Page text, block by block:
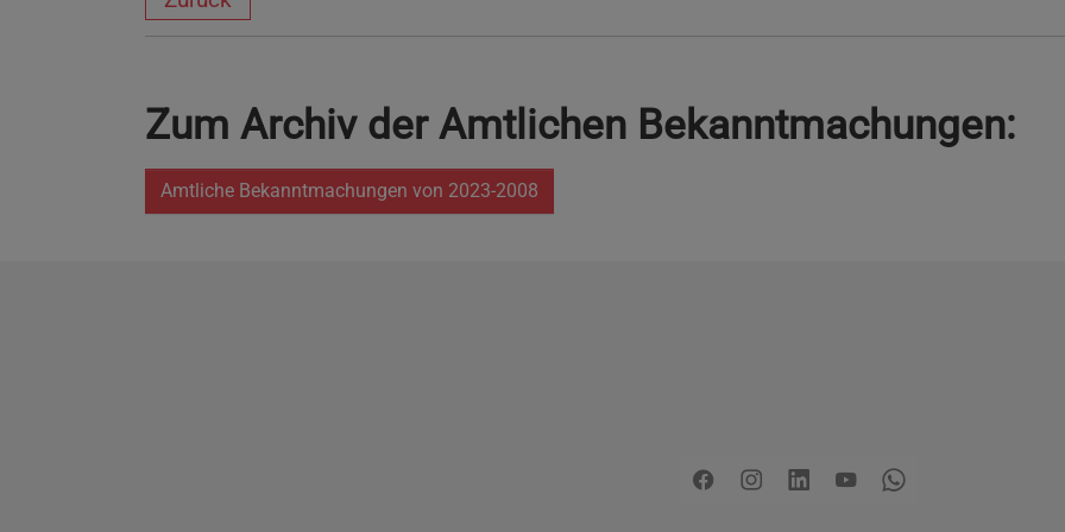
Zum Archiv der Amtlichen Bekanntmachungen:
Amtliche Bekanntmachungen von 2023-2008
Facebook
Instagram
LinkedIn
YouTubeWhatsapp